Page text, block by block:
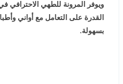
ويوفر المرونة للطهي الاحترافي
القدرة على التعامل مع أواني
بسهولة.